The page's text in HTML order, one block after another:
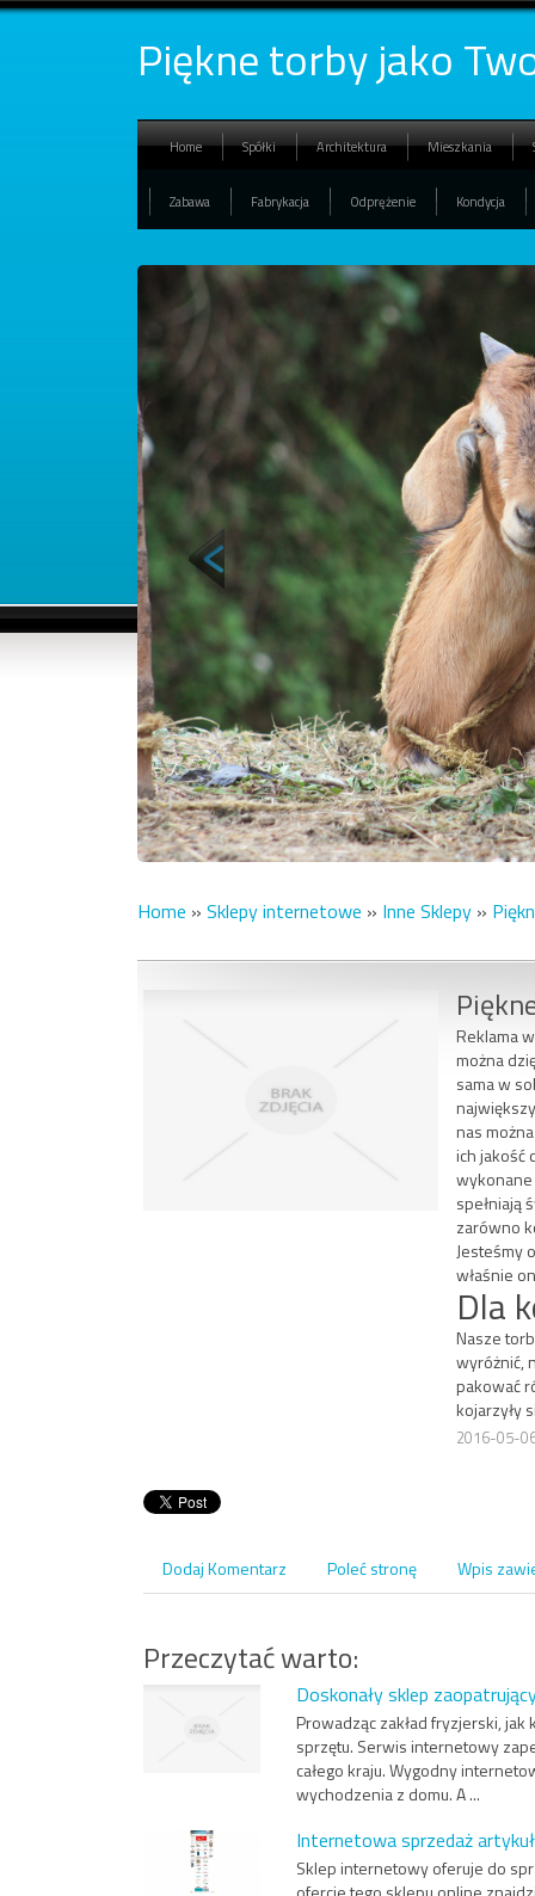
Piękne torby jako
Home Spółki Architektura Mieszkania
Zabawa Fabrykacja Odprężenie Kondycja
Home » Sklepy internetowe » Inne Sklepy »
Reklama
można
sama w
nas
ich jakość
wykonane
spełniają
zarówno
Jesteśmy
właśnie
Dla
Nasze
wyróżnić,
pakować
kojarzyły
2016-05-
Dodaj Komentarz Poleć stronę Wpis
Przeczytać warto:
Doskonały sklep
Prowadząc zakład fryzjerski,
sprzętu. Serwis internetowy
całego kraju. Wygodny
wychodzenia z domu. A ...
Internetowa sprzedaż
Sklep internetowy oferuje do